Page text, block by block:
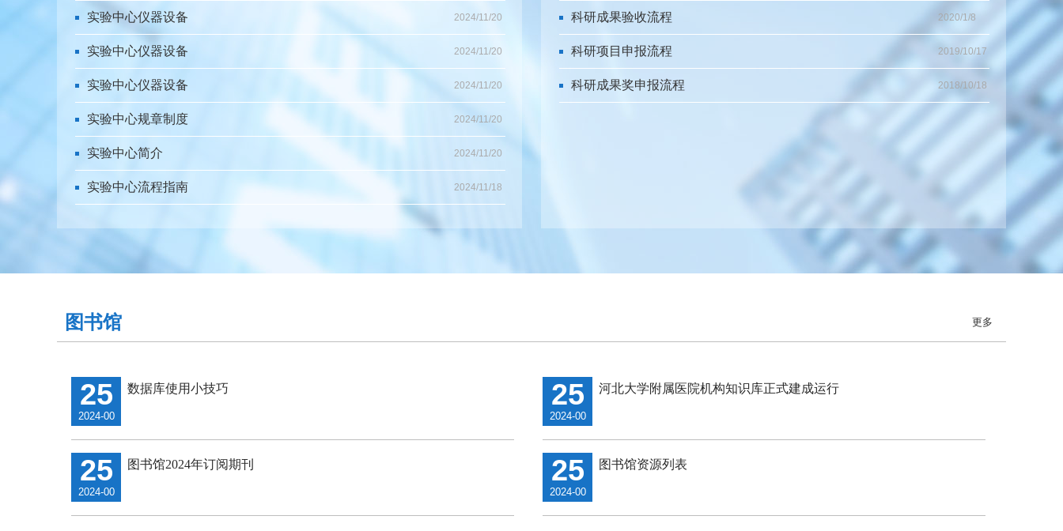
实验中心仪器设备 2024/11/20
实验中心仪器设备 2024/11/20
实验中心仪器设备 2024/11/20
实验中心规章制度 2024/11/20
实验中心简介 2024/11/20
实验中心流程指南 2024/11/18
科研成果验收流程 2020/1/8
科研项目申报流程 2019/10/17
科研成果奖申报流程 2018/10/18
图书馆 更多
25
2024-00
数据库使用小技巧 25
2024-00
河北大学附属医院机构知识库正式建成运行
25
2024-00
图书馆2024年订阅期刊 25
2024-00
图书馆资源列表